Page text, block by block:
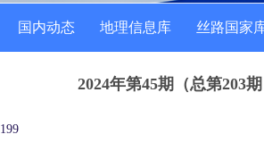
国内动态 地理信息库 丝路国家
2024年第45期（总第203
199